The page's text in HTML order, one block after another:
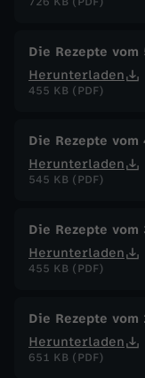
Die Rezepte
Herunterladen
455 KB (PDF)
Die Rezepte
Herunterladen
545 KB (PDF)
Die Rezepte
Herunterladen
455 KB (PDF)
Die Rezepte
Herunterladen
651 KB (PDF)